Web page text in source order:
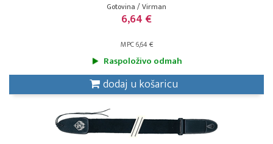
Gotovina / Virman
6,64 €
MPC 6,64 €
Raspoloživo odmah
dodaj u košaricu